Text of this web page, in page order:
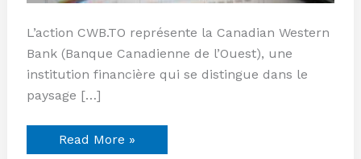
L’action CWB.TO représente la Canadian Western
Bank (Banque Canadienne de l’Ouest), une
institution financière qui se distingue dans le
paysage […]
Read More »